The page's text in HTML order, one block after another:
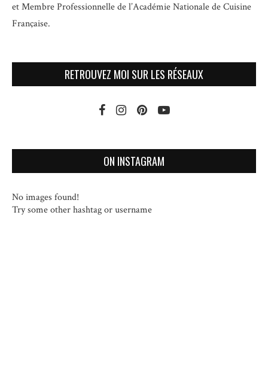
etMembre Professionnelle de l’Académie Nationale de Cuisine
Française.
RETROUVEZ MOI SUR LES RÉSEAUX
ON INSTAGRAM
No images found!
Try some other hashtag or username